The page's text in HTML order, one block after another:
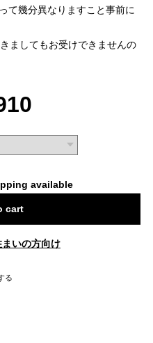
て幾分異なりますこと事前に
ましてもお受けできませんの
available
cart
まいの方向け
る